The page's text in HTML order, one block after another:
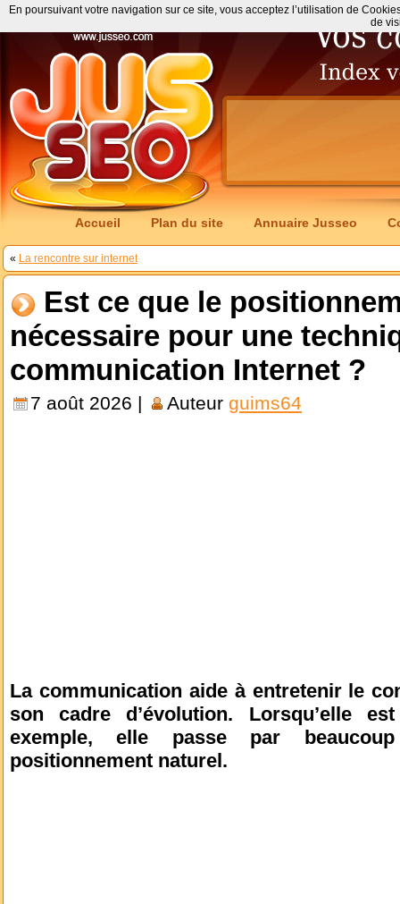
Accueil Plan du site Annuaire Jusseo
« La rencontre sur internet
Est ce que le
nécessaire pour une
communication Internet ?
7 août 2026 | Auteur guims64
La communication aide à entretenir le
son cadre d’évolution. Lorsqu’elle
exemple, elle passe par
positionnement naturel.
En poursuivant votre navigation sur ce site, vous acceptez l’utilisation de
de